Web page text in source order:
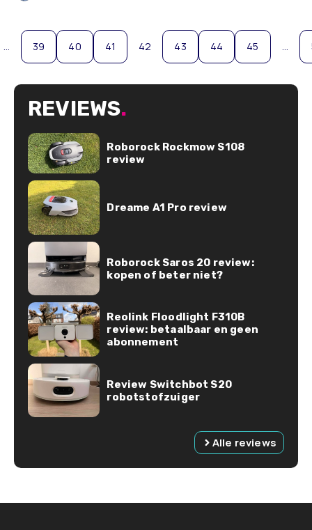
… 39 40 41 42 43 44 45 …
REVIEWS.
Roborock Rockmow S108
review
Dreame A1 Pro review
Roborock Saros 20 review:
kopen of beter niet?
Reolink Floodlight F310B
review: betaalbaar en geen
abonnement
Review Switchbot S20
robotstofzuiger
Alle reviews